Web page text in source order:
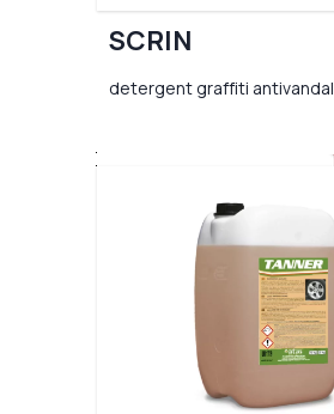
SCRIN
detergent graffiti antivandal